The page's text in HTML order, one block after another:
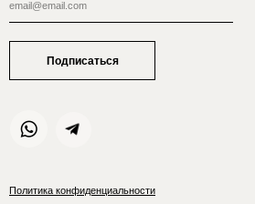
Политика конфиденциальности
Подписаться